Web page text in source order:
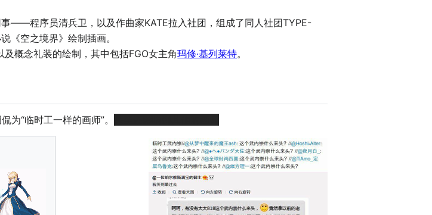
——程序员清兵卫，以及作曲家KATE拉入社团，组成了同人社团TYPE-
《空之境界》绘制插画。
及概念礼装的绘制，其中包括FGO女主角玛修·基列莱特。
为“临时工一样的画师”。